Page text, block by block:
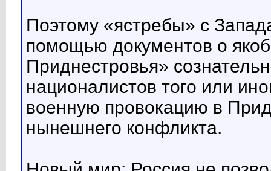
Поэтому «ястребы» с
помощью документов о
Приднестровья»
националистов того или
военную провокацию в
нынешнего конфликта.